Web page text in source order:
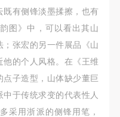
有侧锋淡墨揉擦，也有
图》中，可以看出其山
张宏的另一件展品《山
的个人风格。在《王维
子造型，山体缺少董巨
于传统求变的代表性人
采用浙派的侧锋用笔，